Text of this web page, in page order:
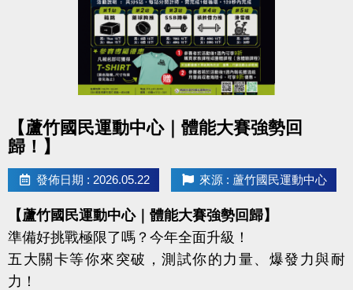
【蘆竹國民運動中心｜體能大賽強勢回
歸！】
發佈日期 : 2026.05.22 來源 : 蘆竹國民運動中心
【蘆竹國民運動中心｜體能大賽強勢回歸】
準備好挑戰極限了嗎？今年全面升級！
五大關卡等你來突破，測試你的力量、爆發力與耐
力！